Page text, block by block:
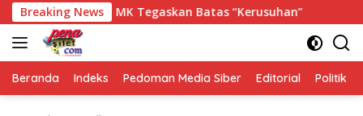
Langsung
ke
konten
Breaking News
MK Tegaskan Batas “Kerusuhan” Luar Biasa
Beranda Indeks Pedoman Media Siber Editorial Politik